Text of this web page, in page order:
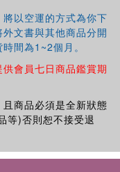
以空運的方式為你下
文書與其他商品分開
間為1~2個月。
供會員七日商品鑑賞期
商品必須是全新狀態
等)否則恕不接受退